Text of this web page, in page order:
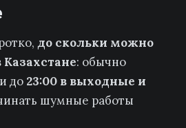
до скольки можно
: обычно
и до 23:00 в выходные и
шумные работы